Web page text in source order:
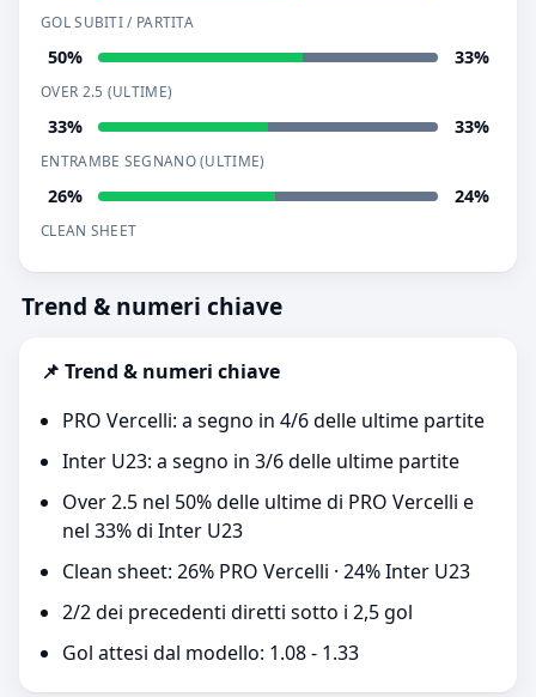
GOL SUBITI / PARTITA
50% 33%
OVER 2.5 (ULTIME)
33% 33%
ENTRAMBE SEGNANO (ULTIME)
26% 24%
CLEAN SHEET
Trend & numeri chiave
📌 Trend & numeri chiave
PRO Vercelli: a segno in 4/6 delle ultime partite
Inter U23: a segno in 3/6 delle ultime partite
Over 2.5 nel 50% delle ultime di PRO Vercelli e
nel 33% di Inter U23
Clean sheet: 26% PRO Vercelli · 24% Inter U23
2/2 dei precedenti diretti sotto i 2,5 gol
Gol attesi dal modello: 1.08 - 1.33